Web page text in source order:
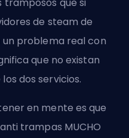
de steam de
problema real con
que no existan
dos servicios.
en mente es que
trampas MUCHO